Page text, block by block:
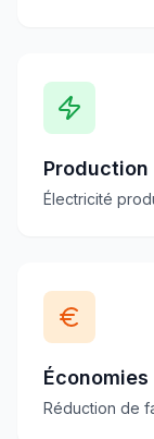
Production
Électricité
Réduction de